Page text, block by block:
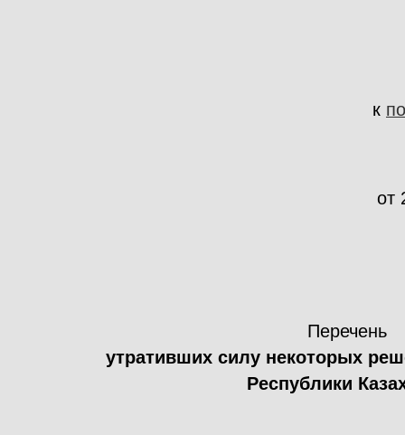
к
от
Перечень
утративших силу некоторых
Республики